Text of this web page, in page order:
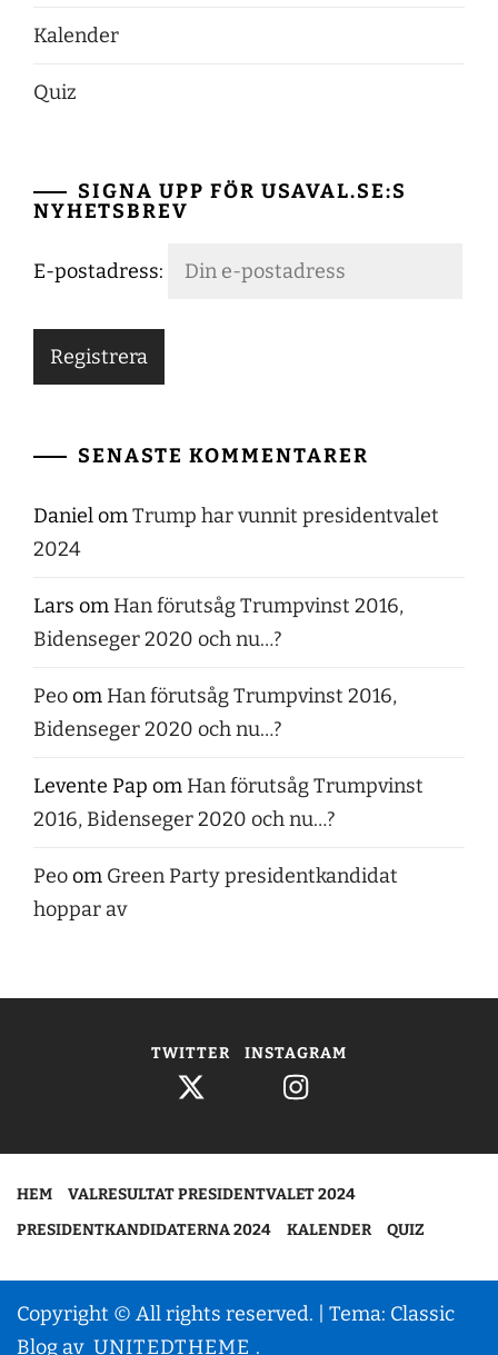
Kalender
Quiz
SIGNA UPP FÖR USAVAL.SE:S
NYHETSBREV
E-postadress:
SENASTE KOMMENTARER
DanielomTrump har vunnit presidentvalet
2024
Lars om Han förutsåg Trumpvinst 2016,
Bidenseger 2020 och nu…?
Peoom Han förutsåg Trumpvinst 2016,
Bidenseger 2020 och nu…?
Levente Pap om Han förutsåg Trumpvinst
2016, Bidenseger 2020 och nu…?
Peoom Green Party presidentkandidat
hoppar av
TWITTER INSTAGRAM
HEM
VALRESULTAT PRESIDENTVALET 2024
PRESIDENTKANDIDATERNA 2024
KALENDER QUIZ
Copyright © All rights reserved. | Tema: Classic
Blog av UNITEDTHEME .